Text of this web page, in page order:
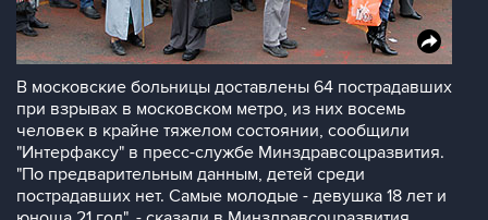
В московские больницы доставлены 64 пострадавших
при взрывах в московском метро, из них восемь
человек в крайне тяжелом состоянии, сообщили
"Интерфаксу" в пресс-службе Минздравсоцразвития.
"По предварительным данным, детей среди
пострадавших нет. Самые молодые - девушка 18 лет и